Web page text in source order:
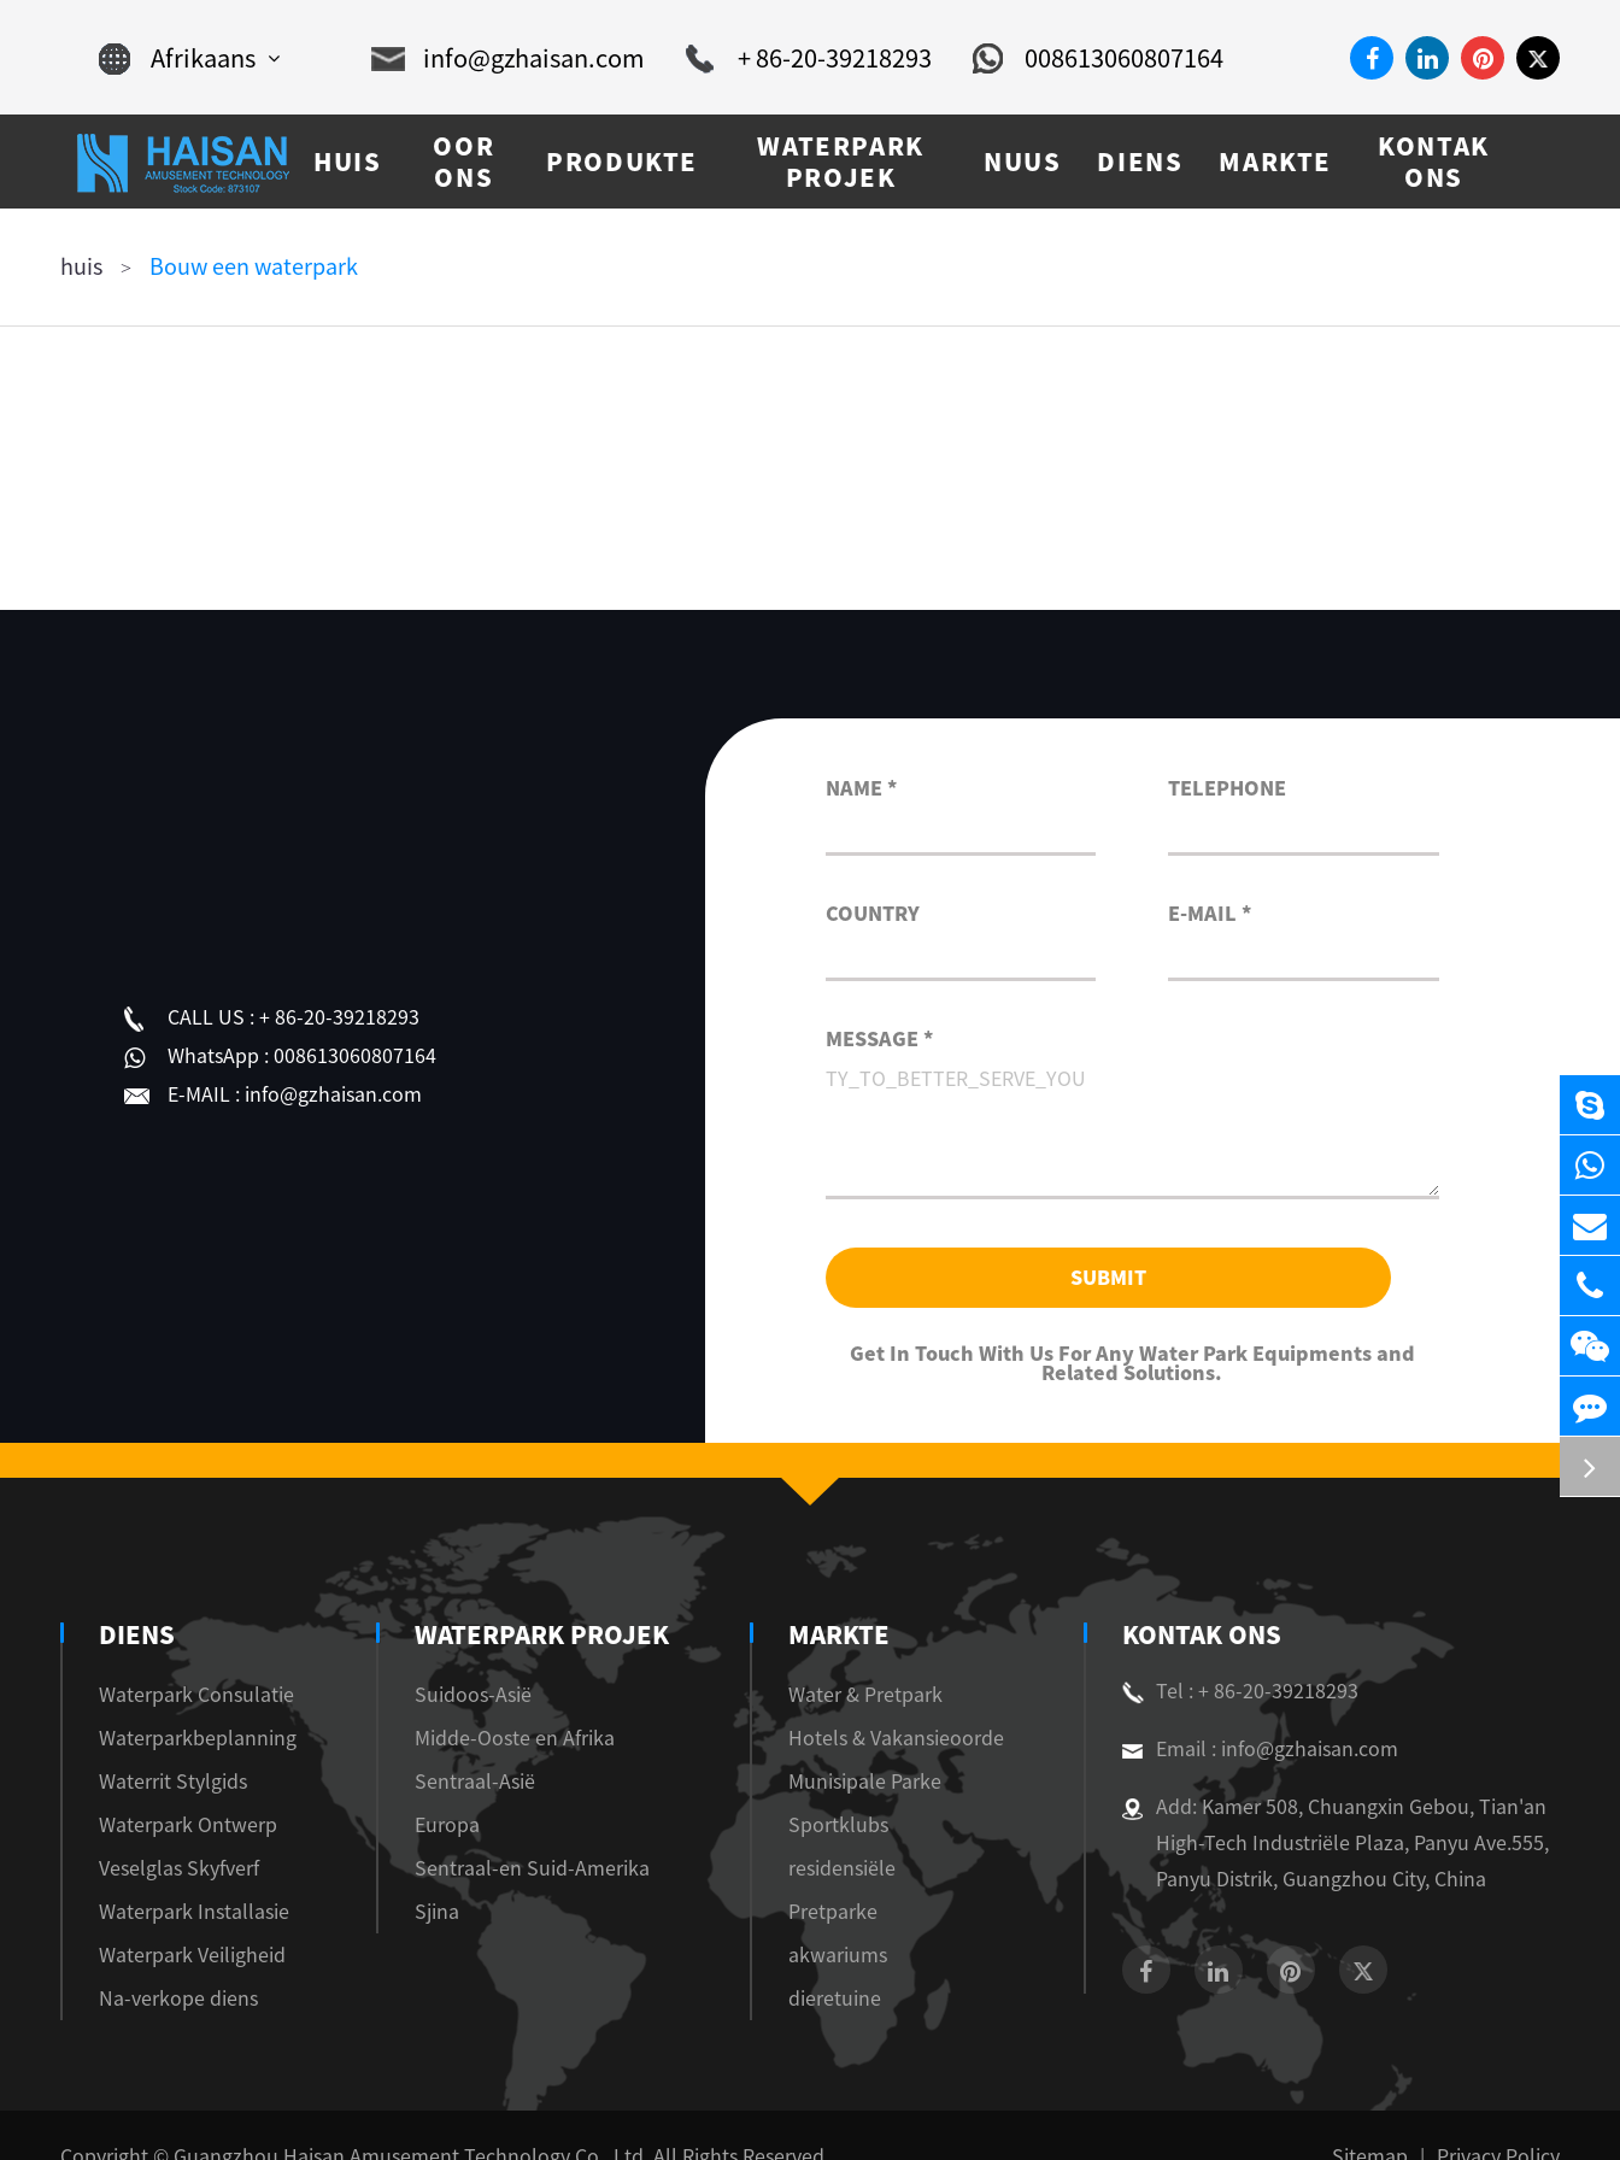
Afrikaans
Chinese
info@gzhaisan.com + 86-20-39218293 008613060807164
HUIS
OOR
ONS
PRODUKTE
WATERPARK
PROJEK
NUUS DIENS MARKTE
KONTAK
ONS
huis Bouw een waterpark
CALL US :+ 86-20-39218293
WhatsApp :008613060807164
E-MAIL :info@gzhaisan.com
NAME * TELEPHONE
COUNTRY E-MAIL *
MESSAGE *
SUBMIT
Get In Touch With Us For Any Water Park Equipments and
Related Solutions.
DIENS
Waterpark Consulatie
Waterparkbeplanning
Waterrit Stylgids
Waterpark Ontwerp
Veselglas Skyfverf
Waterpark Installasie
Waterpark Veiligheid
Na-verkope diens
WATERPARK PROJEK
Suidoos-Asië
Midde-Ooste en Afrika
Sentraal-Asië
Europa
Sentraal-en Suid-Amerika
Sjina
MARKTE
Water & Pretpark
Hotels & Vakansieoorde
Munisipale Parke
Sportklubs
residensiële
Pretparke
akwariums
dieretuine
KONTAK ONS
Tel : + 86-20-39218293
Email : info@gzhaisan.com
Add: Kamer 508, Chuangxin Gebou, Tian'an
High-Tech Industriële Plaza, Panyu Ave.555,
Panyu Distrik, Guangzhou City, China